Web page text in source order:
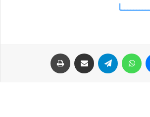
ماسنجر واتساب تيلقرام مشاركة عبر البريد